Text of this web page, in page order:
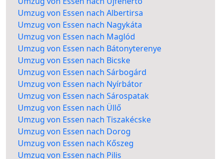
Umzug von Essen nach Albertirsa
Umzug von Essen nach Nagykáta
Umzug von Essen nach Maglód
Umzug von Essen nach Bátonyterenye
Umzug von Essen nach Bicske
Umzug von Essen nach Sárbogárd
Umzug von Essen nach Nyírbátor
Umzug von Essen nach Sárospatak
Umzug von Essen nach Üllő
Umzug von Essen nach Tiszakécske
Umzug von Essen nach Dorog
Umzug von Essen nach Kőszeg
Umzug von Essen nach Pilis